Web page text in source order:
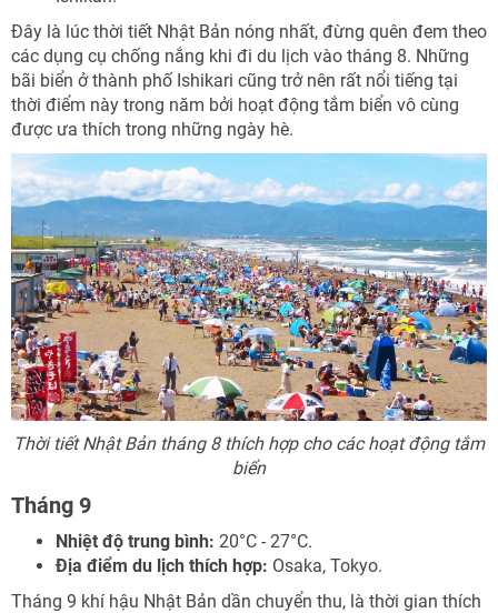
Đây là lúc thời tiết Nhật Bản nóng nhất, đừng quên đem theo
các dụng cụ chống nắng khi đi du lịch vào tháng 8. Những
bãi biển ở thành phố Ishikari cũng trở nên rất nổi tiếng tại
thời điểm này trong năm bởi hoạt động tắm biển vô cùng
được ưa thích trong những ngày hè.
Thời tiết Nhật Bản tháng 8 thích hợp cho các hoạt động tắm
biển
Tháng 9
Nhiệt độ trung bình: 20°C - 27°C.
Địa điểm du lịch thích hợp: Osaka, Tokyo.
Tháng 9 khí hậu Nhật Bản dần chuyển thu, là thời gian thích